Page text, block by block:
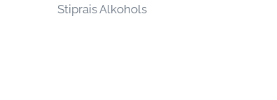
Stiprais Alkohols